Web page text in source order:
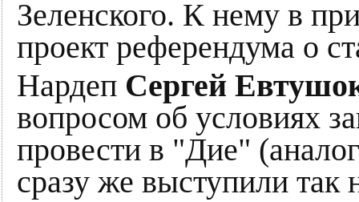
Зеленского. К нему в
проект референдума о
Нардеп Сергей
вопросом об условиях
провести в "Дие"
сразу же выступили так